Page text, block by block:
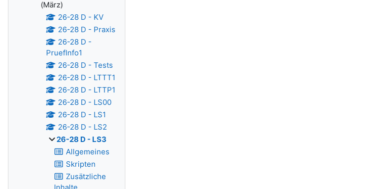
(März)
26-28 D - KV
26-28 D - Praxis
26-28 D -
PruefInfo1
26-28 D - Tests
26-28 D - LTTT1
26-28 D - LTTP1
26-28 D - LS00
26-28 D - LS1
26-28 D - LS2
26-28 D - LS3
Allgemeines
Skripten
Zusätzliche